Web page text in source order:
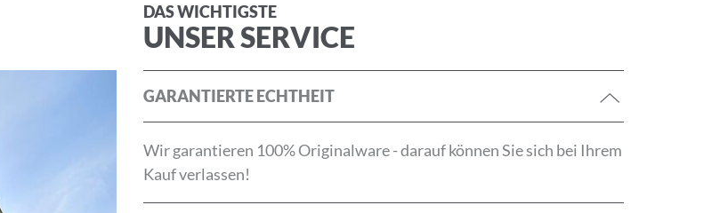
DAS WICHTIGSTE
UNSER SERVICE
GARANTIERTE ECHTHEIT
Wir garantieren 100% Originalware - darauf können Sie sich bei Ihrem
Kauf verlassen!
ABBRECHEN ANMELDEN